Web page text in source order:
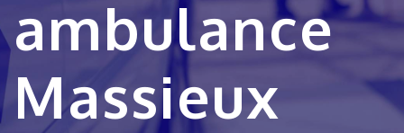
ambulance
Massieux